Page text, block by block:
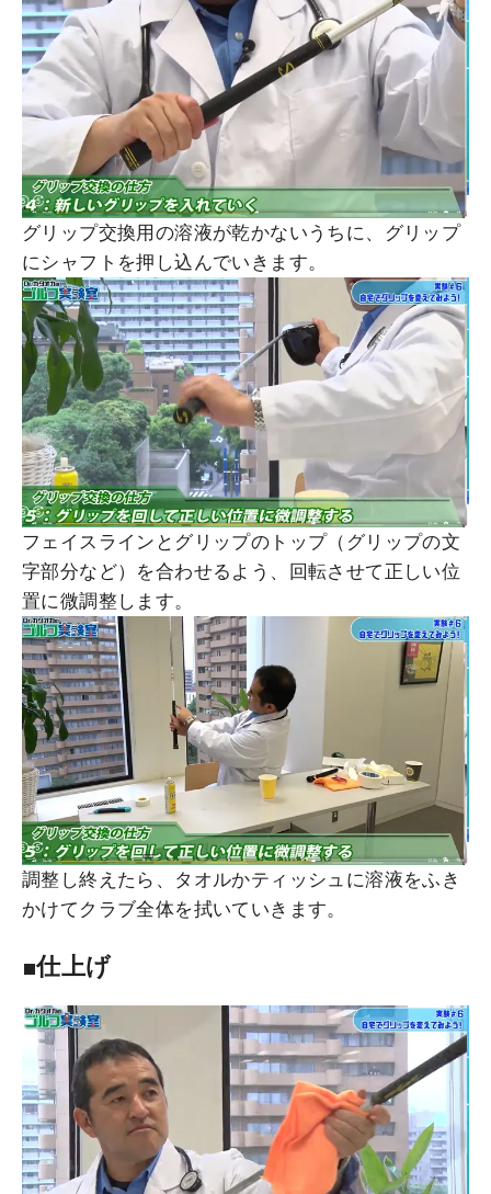
グリップ交換用の溶液が乾かないうちに、グリップ
にシャフトを押し込んでいきます。
フェイスラインとグリップのトップ（グリップの文
字部分など）を合わせるよう、回転させて正しい位
置に微調整します。
調整し終えたら、タオルかティッシュに溶液をふき
かけてクラブ全体を拭いていきます。
■仕上げ